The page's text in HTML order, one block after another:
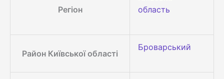
Регіон
область
Район Київської області
Броварський